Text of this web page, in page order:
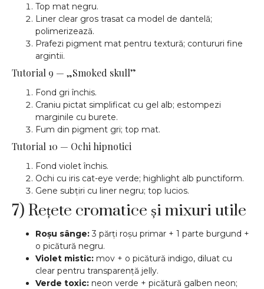
Top mat negru.
Liner clear gros trasat ca model de dantelă;
polimerizează.
Prafezi pigment mat pentru textură; contururi fine
argintii.
Tutorial 9 — „Smoked skull”
Fond gri închis.
Craniu pictat simplificat cu gel alb; estompezi
marginile cu burete.
Fum din pigment gri; top mat.
Tutorial 10 — Ochi hipnotici
Fond violet închis.
Ochi cu iris cat-eye verde; highlight alb punctiform.
Gene subțiri cu liner negru; top lucios.
7) Rețete cromatice și mixuri utile
Roșu sânge:3 părți roșu primar + 1 parte burgund +
o picătură negru.
Violet mistic: mov + o picătură indigo, diluat cu
clear pentru transparență jelly.
Verde toxic: neon verde + picătură galben neon;